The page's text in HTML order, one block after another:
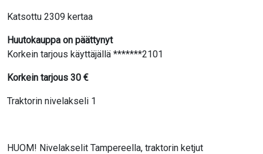
Katsottu 2309 kertaa
Huutokauppa on päättynyt
Korkein tarjous käyttäjällä *******2101
Korkein tarjous 30 €
Traktorin nivelakseli 1
HUOM! Nivelakselit Tampereella, traktorin ketjut